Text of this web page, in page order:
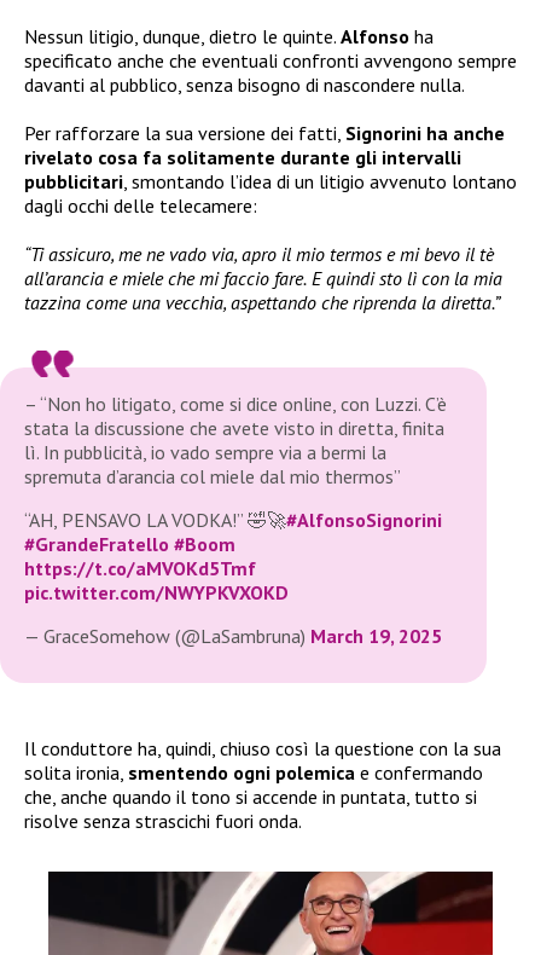
Nessun litigio, dunque, dietro le quinte. Alfonso ha
specificato anche che eventuali confronti avvengono sempre
davanti al pubblico, senza bisogno di nascondere nulla.
Per rafforzare la sua versione dei fatti, Signorini ha anche
rivelato cosa fa solitamente durante gli intervalli
pubblicitari, smontando l’idea di un litigio avvenuto lontano
dagli occhi delle telecamere:
“Ti assicuro, me ne vado via, apro il mio termos e mi bevo il tè
all’arancia e miele che mi faccio fare. E quindi sto lì con la mia
tazzina come una vecchia, aspettando che riprenda la diretta.”
– “Non ho litigato, come si dice online, con Luzzi. C’è
stata la discussione che avete visto in diretta, finita
lì. In pubblicità, io vado sempre via a bermi la
spremuta d’arancia col miele dal mio thermos”
“AH, PENSAVO LA VODKA!” 🤣🚀#AlfonsoSignorini
#GrandeFratello #Boom
https://t.co/aMVOKd5Tmf
pic.twitter.com/NWYPKVXOKD
— GraceSomehow (@LaSambruna) March 19, 2025
Il conduttore ha, quindi, chiuso così la questione con la sua
solita ironia, smentendo ogni polemica e confermando
che, anche quando il tono si accende in puntata, tutto si
risolve senza strascichi fuori onda.